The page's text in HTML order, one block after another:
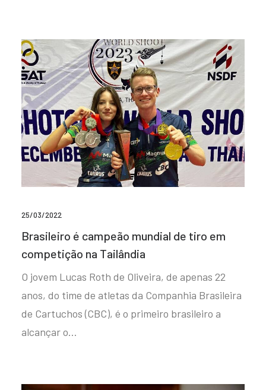
25/03/2022
Brasileiro é campeão mundial de tiro em
competição na Tailândia
O jovem Lucas Roth de Oliveira, de apenas 22
anos, do time de atletas da Companhia Brasileira
de Cartuchos (CBC), é o primeiro brasileiro a
alcançar o…